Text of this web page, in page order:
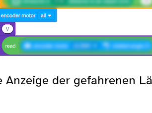
Anzeige der gefahrenen